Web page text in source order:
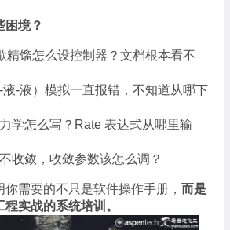
困境？
精馏怎么设控制器？文档根本看不
-液）模拟一直报错，不知道从哪下
学怎么写？Rate 表达式从哪里输
收敛，收敛参数该怎么调？
需要的不只是软件操作手册， 而是
实战的系统培训。